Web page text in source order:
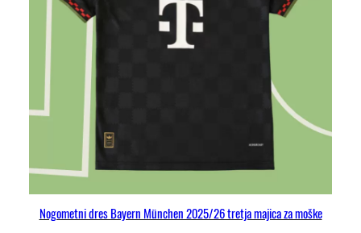
Nogometni dres Bayern München 2025/26 tretja majica za moške